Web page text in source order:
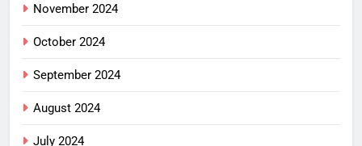
November 2024
October 2024
September 2024
August 2024
July 2024